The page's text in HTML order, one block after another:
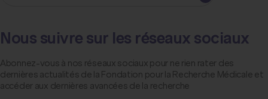
Nous suivre sur les réseaux sociaux
Abonnez-vous à nos réseaux sociaux pour ne rien rater des
dernières actualités de la Fondation pour la Recherche Médicale et
accéder aux dernières avancées de la recherche